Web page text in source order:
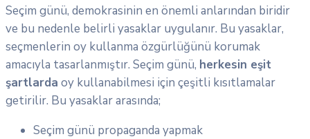
Seçim günü, demokrasinin en önemli anlarından biridir
ve bu nedenle belirli yasaklar uygulanır. Bu yasaklar,
seçmenlerin oy kullanma özgürlüğünü korumak
amacıyla tasarlanmıştır. Seçim günü, herkesin eşit
şartlarda oy kullanabilmesi için çeşitli kısıtlamalar
getirilir. Bu yasaklar arasında;
Seçim günü propaganda yapmak